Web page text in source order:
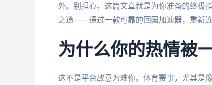
外。别担心，这篇文章就是为你准备的终极
之道——通过一款可靠的回国加速器，重新连
为什么你的热情被
这不是平台故意为难你。体育赛事，尤其是